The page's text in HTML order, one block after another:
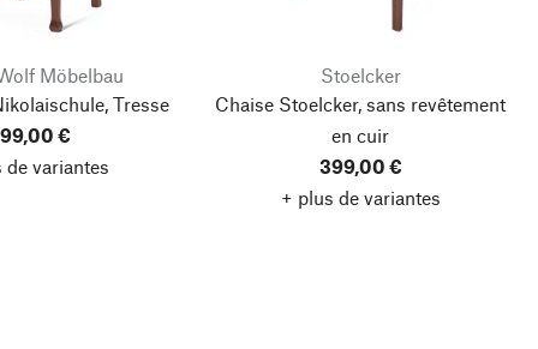
Möbelbau
Tresse
€
de variantes
Stoelcker
Chaise Stoelcker, sans revêtement
en cuir
399,00 €
+ plus de variantes